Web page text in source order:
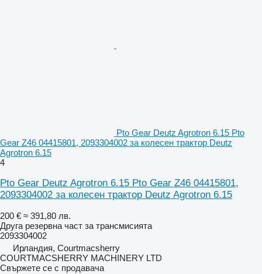
Pto Gear Deutz Agrotron 6.15 Pto
Gear Z46 04415801, 2093304002 за колесен трактор Deutz
Agrotron 6.15
4
Pto Gear Deutz Agrotron 6.15 Pto Gear Z46 04415801,
2093304002 за колесен трактор Deutz Agrotron 6.15
200 € ≈ 391,80 лв.
Друга резервна част за трансмисията
2093304002
Ирландия, Courtmacsherry
COURTMACSHERRY MACHINERY LTD
Свържете се с продавача